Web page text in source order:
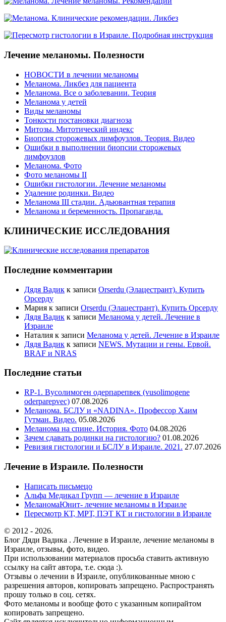
Лечение меланомы. Полезности
НОВОСТИ в лечении меланомы
Меланома. Ликбез для пациента
Меланома. Все о заболевании. Теория
Меланома у детей
Виды меланомы
Тонкости постановки диагноза
Митозы. Митотический индекс
Биопсия сторожевых лимфоузлов. Теория. Видео
Ошибки в выполнении биопсии сторожевых
лимфоузлов
Меланома. Фото
Фото меланомы II
Ошибки гистологии. Лечение меланомы
Удаление родинки. Видео
Меланома III стадии. Адьювантная терапия
Меланома и беременность. Пропаганда.
КЛИНИЧЕСКИЕ ИССЛЕДОВАНИЯ
Последние комментарии
Дядя Вадик к записи Orserdu (Элацестрант). Купить
Орсерду
Мария к записи Orserdu (Элацестрант). Купить Орсерду
Дядя Вадик к записи Меланома у детей. Лечение в
Израиле
Наталия к записи Меланома у детей. Лечение в Израиле
Дядя Вадик к записи NEWS. Мутации и гены. Ервой.
BRAF и NRAS
Последние статьи
RP-1. Вусолимоген одерпарепвек (vusolimogene
oderparepvec) 07.08.2026
Меланома. БСЛУ и «NADINA». Профессор Хаим
Гутман. Видео. 05.08.2026
Меланома на спине. История. Фото 04.08.2026
Зачем сдавать родинки на гистологию? 01.08.2026
Ревизия гистологии и БСЛУ в Израиле. 2021. 27.07.2026
Лечение в Израиле. Полезности
Написать письмецо
Альфа Медикал Групп — лечение в Израиле
МеланомаЮнит- лечение меланомы в Израиле
Пересмотр КТ, МРТ, ПЭТ КТ и гистологии в Израиле
© 2012 - 2026.
Блог Дяди Вадика . Лечение в Израиле, лечение меланомы в
Израиле, отзывы, фото, видео.
При использовании материалов просьба ставить активную
ссылку на сайт автора, т.е. сюда :).
Отзывы о лечении в Израиле, опубликованные мною с
разрешения авторов, копировать запрещено. Распространять
прошу только в соц. сетях.
Фото меланомы и вообще фото с указанным копирайтом
копировать запрещено.